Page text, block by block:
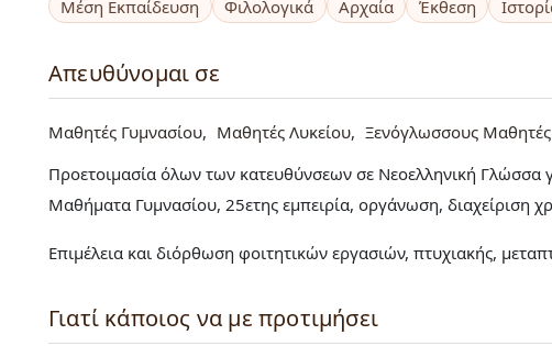
Μέση Εκπαίδευση Φιλολογικά Αρχαία Έκθεση
Απευθύνομαι σε
Μαθητές Γυμνασίου Μαθητές Λυκείου
Ξενόγλωσσους Μαθητές
Προετοιμασία όλων των κατευθύνσεων σε Νεοελληνική Γλώσσα
Μαθήματα Γυμνασίου, 25ετης εμπειρία, οργάνωση, διαχείριση
Επιμέλεια και διόρθωση φοιτητικών εργασιών, πτυχιακής,
Γιατί κάποιος να με προτιμήσει